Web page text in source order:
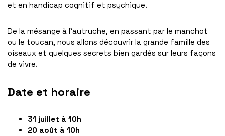
et en handicap cognitif et psychique.
De la mésange à l’autruche, en passant par le manchot
ou le toucan, nous allons découvrir la grande famille des
oiseaux et quelques secrets bien gardés sur leurs façons
de vivre.
Date et horaire
31 juillet à 10h
20 août à 10h